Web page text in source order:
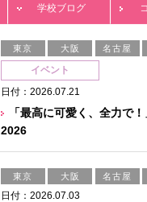
学校ブログ
東京 大阪 名古屋
イベント
日付：2026.07.21
「最高に可愛く、全力で
2026
東京 大阪 名古屋
日付：2026.07.03